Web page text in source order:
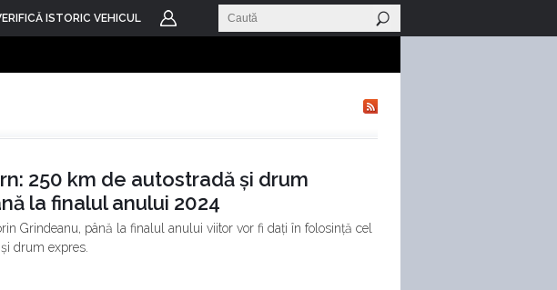
ISTORIC VEHICUL
250 km de autostradă și drum
la finalul anului 2024
Grindeanu, până la finalul anului viitor vor fi dați în folosință cel
drum expres.